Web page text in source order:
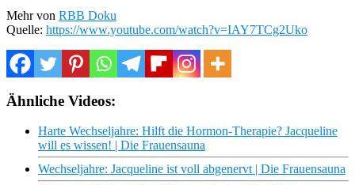
Mehr von RBB Doku
Quelle: https://www.youtube.com/watch?v=IAY7TCg2Uko
Ähnliche Videos:
Harte Wechseljahre: Hilft die Hormon-Therapie? Jacqueline
will es wissen! | Die Frauensauna
Wechseljahre: Jacqueline ist voll abgenervt | Die Frauensauna